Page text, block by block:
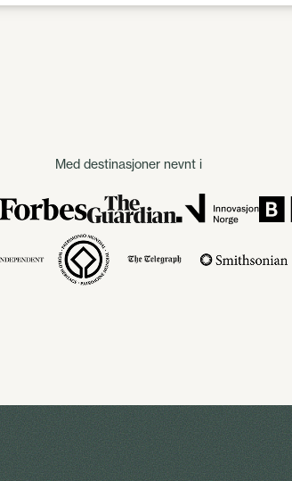
Med destinasjoner nevnt i